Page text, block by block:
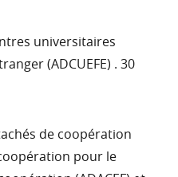
universitaires
(ADCUEFE) . 30
de coopération
pour le